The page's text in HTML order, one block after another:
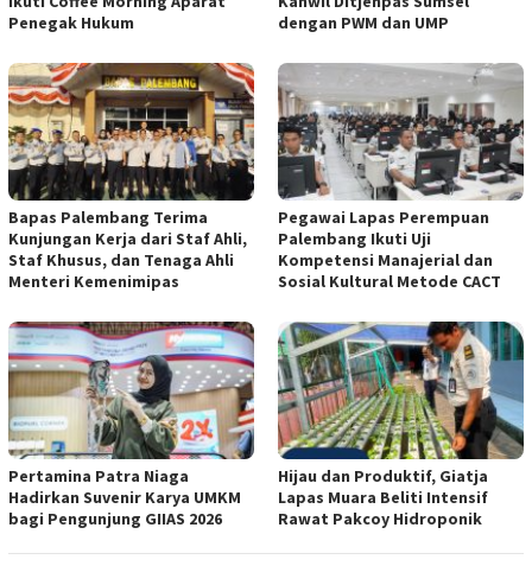
Penegak Hukum
dengan PWM dan UMP
Bapas Palembang Terima
Kunjungan Kerja dari Staf Ahli,
Staf Khusus, dan Tenaga Ahli
Menteri Kemenimipas
Pegawai Lapas Perempuan
Palembang Ikuti Uji
Kompetensi Manajerial dan
Sosial Kultural Metode CACT
Pertamina Patra Niaga
Hadirkan Suvenir Karya UMKM
bagi Pengunjung GIIAS 2026
Hijau dan Produktif, Giatja
Lapas Muara Beliti Intensif
Rawat Pakcoy Hidroponik